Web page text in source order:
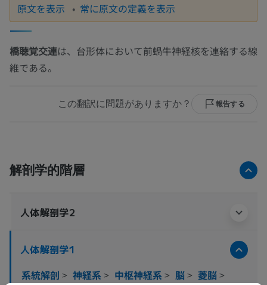
原文を表示 常に原文の定義を表示
橋聴覚交連は、台形体において前蝸牛神経核を連絡する線
維である。
この翻訳に問題がありますか？ 報告する
解剖学的階層
人体解剖学2
人体解剖学1
系統解剖 > 神経系> 中枢神経系> 脳> 菱脳>